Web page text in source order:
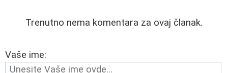
Trenutno nema komentara za ovaj članak.
Vaše ime: